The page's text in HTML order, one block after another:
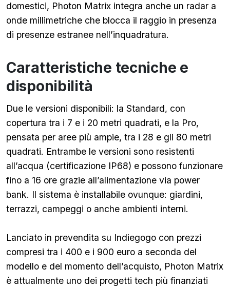
domestici, Photon Matrix integra anche un radar a
onde millimetriche che blocca il raggio in presenza
di presenze estranee nell’inquadratura.
Caratteristiche tecniche e
disponibilità
Due le versioni disponibili: la Standard, con
copertura tra i 7 e i 20 metri quadrati, e la Pro,
pensata per aree più ampie, tra i 28 e gli 80 metri
quadrati. Entrambe le versioni sono resistenti
all’acqua (certificazione IP68) e possono funzionare
fino a 16 ore grazie all’alimentazione via power
bank. Il sistema è installabile ovunque: giardini,
terrazzi, campeggi o anche ambienti interni.
Lanciato in prevendita su Indiegogo con prezzi
compresi tra i 400 e i 900 euro a seconda del
modello e del momento dell’acquisto, Photon Matrix
è attualmente uno dei progetti tech più finanziati